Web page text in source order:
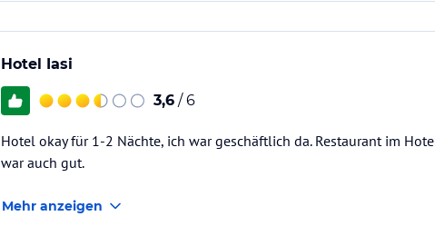
Hotel Iasi
3,6 / 6
Hotel okay für 1-2 Nächte, ich war geschäftlich da. Restaurant im
war auch gut.
Mehr anzeigen